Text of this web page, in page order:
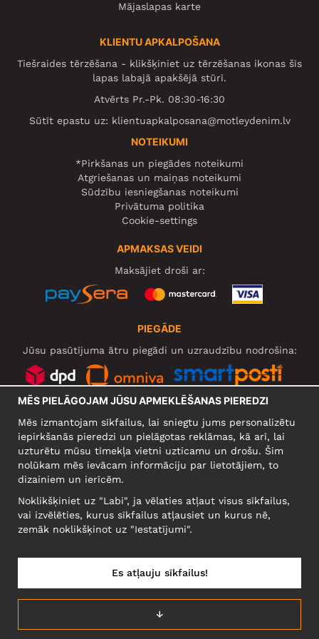
Mājaslapas karte
KLIENTU APKALPOŠANA
Tiešraides tērzēšana - klikšķiniet uz tērzēšanas ikonas šīs
lapas labajā apakšējā stūrī.
Atvērts Pr.-Pk. 08:30-16:30
Sūtīt epastu uz: klientuapkalposana@motleydenim.lv
NOTEIKUMI
*Pirkšanas un piegādes noteikumi
Atgriešanas un maiņas noteikumi
Sūdzību iesniegšanas noteikumi
Privātuma politika
Cookie-settings
APMAKSAS VEIDI
Maksājiet droši ar:
PIEGĀDE
Jūsu pasūtījuma ātru piegādi un uzraudzību nodrošina:
UZŅĒMUMS
Narva mnt 5, EE-10117 Tallinn
Reg: 12356245
LATVIJA/LATVIEŠU
MĒS PIELĀGOJAM JŪSU APMEKLĒŠANAS PIEREDZI
Mēs izmantojam sīkfailus, lai sniegtu jums personalizētu
iepirkšanās pieredzi un pielāgotas reklāmas, kā arī, lai
uzturētu mūsu tīmekļa vietni uzticamu un drošu. Šim
nolūkam mēs ievācam informāciju par lietotājiem, to
dizainiem un ierīcēm.
Noklikšķiniet uz "Labi", ja vēlaties atļaut visus sīkfailus,
vai izvēlēties, kurus sīkfailus atļausiet un kurus nē,
zemāk noklikšķinot uz "Iestatījumi".
↓
Es atļauju sīkfailus!